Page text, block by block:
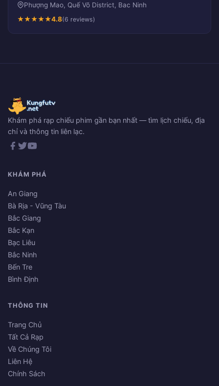
Phượng Mao, Quế Võ District, Bac Ninh
★★★★★4.8(6 reviews)
Khám phá rạp chiếu phim gần bạn nhất — tìm lịch chiếu, địa
chỉ và thông tin liên lạc.
KHÁM PHÁ
An Giang
Bà Rịa - Vũng Tàu
Bắc Giang
Bắc Kạn
Bạc Liêu
Bắc Ninh
Bến Tre
Bình Định
THÔNG TIN
Trang Chủ
Tất Cả Rạp
Về Chúng Tôi
Liên Hệ
Chính Sách